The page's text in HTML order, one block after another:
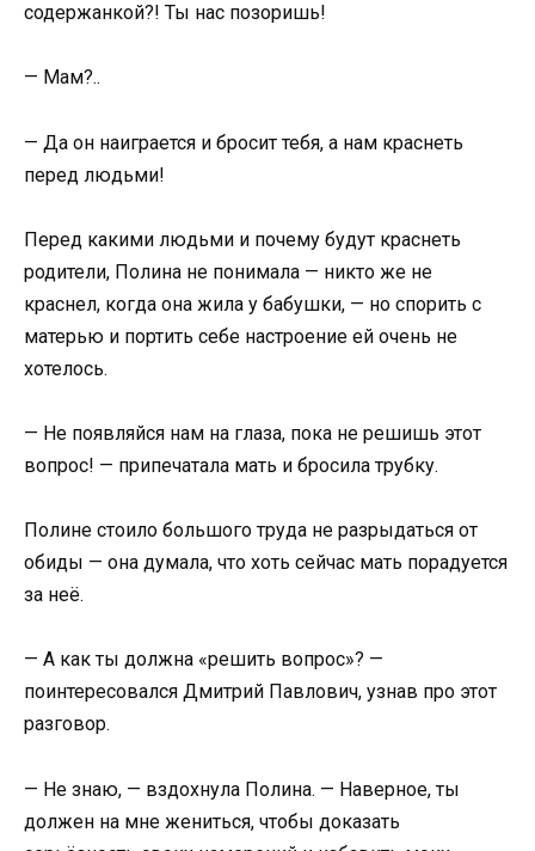
содержанкой?! Ты нас позоришь!
— Мам?..
— Да он наиграется и бросит тебя, а нам краснеть
перед людьми!
Перед какими людьми и почему будут краснеть
родители, Полина не понимала — никто же не
краснел, когда она жила у бабушки, — но спорить с
матерью и портить себе настроение ей очень не
хотелось.
— Не появляйся нам на глаза, пока не решишь этот
вопрос! — припечатала мать и бросила трубку.
Полине стоило большого труда не разрыдаться от
обиды — она думала, что хоть сейчас мать порадуется
за неё.
— А как ты должна «решить вопрос»? —
поинтересовался Дмитрий Павлович, узнав про этот
разговор.
— Не знаю, — вздохнула Полина. — Наверное, ты
должен на мне жениться, чтобы доказать